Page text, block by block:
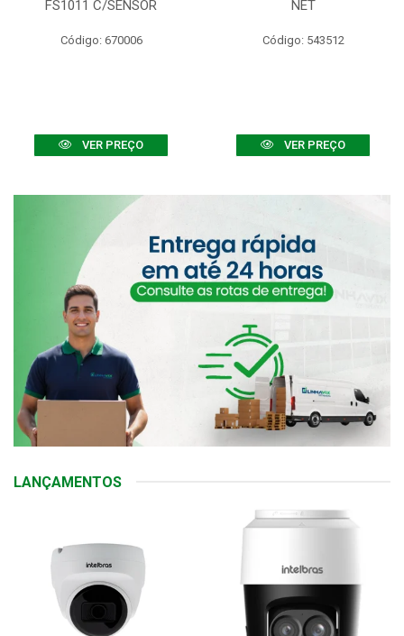
FS1011 C/SENSOR
Código: 670006
VER PREÇO
NET
Código: 543512
VER PREÇO
LANÇAMENTOS